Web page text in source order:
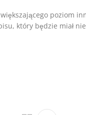
poziom
który będzie miał